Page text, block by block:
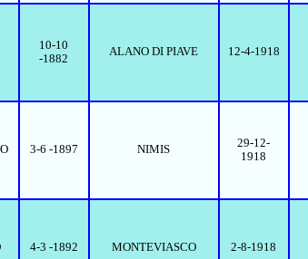
10-10
-1882
ALANO DI PIAVE 12-4-1918
3-6 -1897 NIMIS
29-12-
1918
4-3 -1892 MONTEVIASCO 2-8-1918